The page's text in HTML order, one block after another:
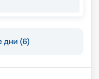
дни (6)